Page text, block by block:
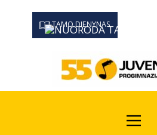
TAMO DIENYNAS
0667 19366